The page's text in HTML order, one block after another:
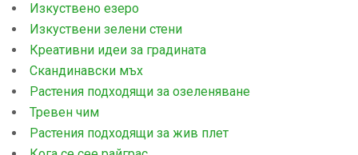
Изкуствено езеро
Изкуствени зелени стени
Креативни идеи за градината
Скандинавски мъх
Растения подходящи за озеленяване
Тревен чим
Растения подходящи за жив плет